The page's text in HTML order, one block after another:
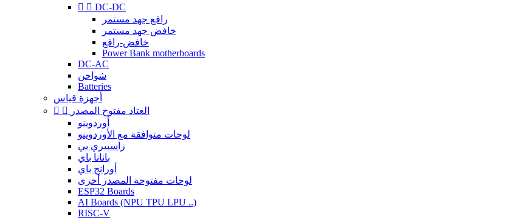
  DC-DC
رافع جهد مستمر
خافض جهد مستمر
خافض-رافع
Power Bank motherboards
DC-AC
شواحن
Batteries
أجهزة قياس
 
العتاد مفتوح المصدر
أوردوينو
لوحات متوافقة مع الأوردوينو
راسبيري بي
بانانا باي
أورانج باي
لوحات مفتوحة المصدر أخرى
ESP32 Boards
AI Boards (NPU TPU LPU ..)
RISC-V